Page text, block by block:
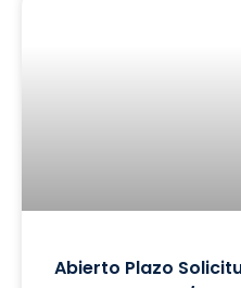
Abierto Plazo